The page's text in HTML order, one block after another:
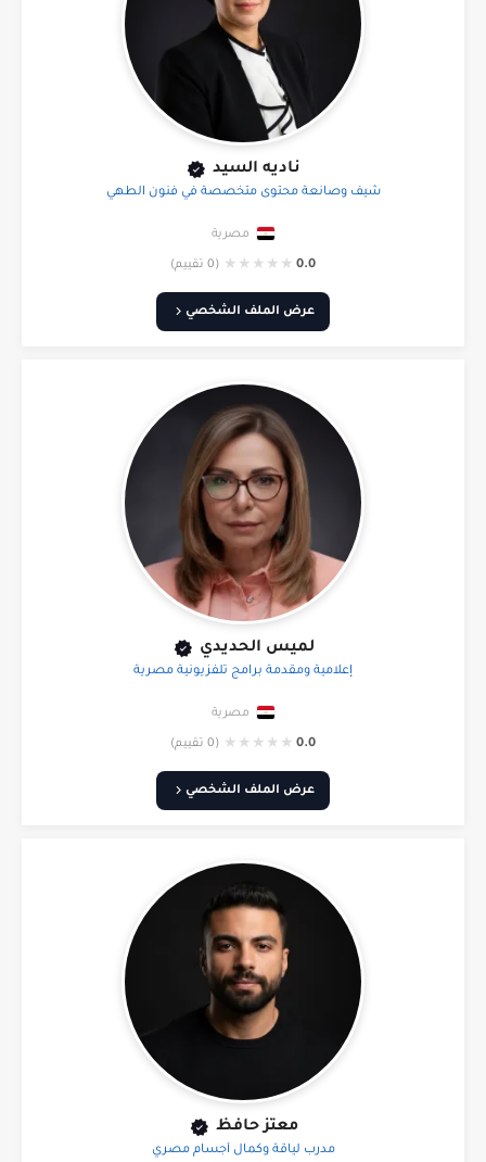
ناديه السيد
شيف وصانعة محتوى متخصصة في فنون الطهي
مصرية
0.0
★
★
★
★
★ (0 تقييم)
عرض الملف الشخصي
لميس الحديدي
إعلامية ومقدمة برامج تلفزيونية مصرية
مصرية
0.0
★
★
★
★
★ (0 تقييم)
عرض الملف الشخصي
معتز حافظ
مدرب لياقة وكمال أجسام مصري